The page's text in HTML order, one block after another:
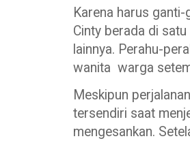
Karena harus
Cinty berada di
lainnya. Perahu-
wanita warga
Meskipun
tersendiri saat
mengesankan.